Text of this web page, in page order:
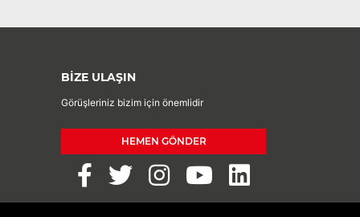
BİZE ULAŞIN
Görüşleriniz bizim için önemlidir
HEMEN GÖNDER